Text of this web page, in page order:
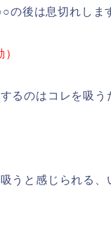
の後は息切れしま
るのはコレを吸う
うと感じられる、